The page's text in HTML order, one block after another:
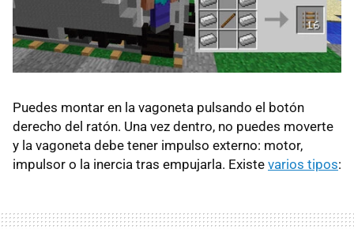
Puedes montar en la vagoneta pulsando el botón
derecho del ratón. Una vez dentro, no puedes moverte
y la vagoneta debe tener impulso externo: motor,
impulsor o la inercia tras empujarla. Existe varios tipos: